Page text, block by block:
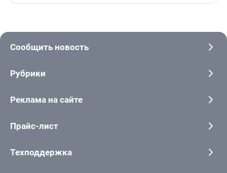
Сообщить новость
Рубрики
Реклама на сайте
Прайс-лист
Техподдержка